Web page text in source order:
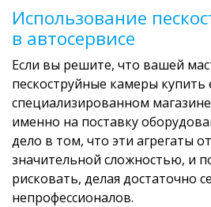
Использование
в автосервисе
Если вы решите, что вашей
пескоструйные камеры купить
специализированном
именно на поставку
дело в том, что эти агрегаты
значительной сложностью, и
рисковать, делая достаточно
непрофессионалов.